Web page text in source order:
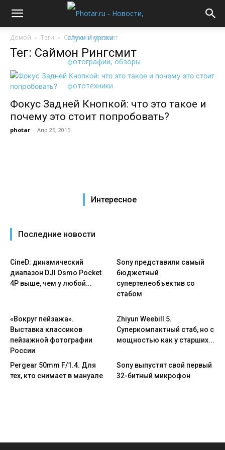
Домой Теги Саймон Рингсмит
Тег: Саймон Рингсмит
Фокус Задней Кнопкой: что это такое и
почему это стоит попробовать?
photar - Апр 25, 2015
Интересное
Последние новости
CineD: динамический
диапазон DJI Osmo Pocket
4P выше, чем у любой...
Sony представили самый
бюджетный
супертелеобъектив со
стабом
«Вокруг пейзажа».
Выставка классиков
пейзажной фотографии
России
Zhiyun Weebill 5.
Cуперкомпактный стаб, но с
мощностью как у старших...
Pergear 50mm F/1.4. Для
тех, кто снимает в мануале
Sony выпустят свой первый
32-битный микрофон